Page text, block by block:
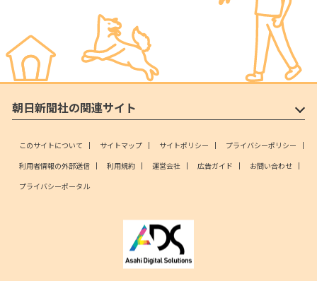
朝日新聞社の関連サイト
このサイトについて サイトマップ サイトポリシー
プライバシーポリシー
利用者情報の外部送信
利用規約 運営会社 広告ガイド
お問い合わせ
プライバシーポータル